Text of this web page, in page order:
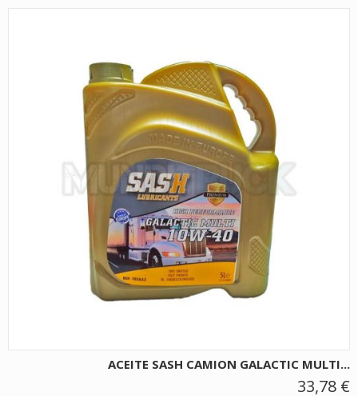
ACEITE SASH CAMION GALACTIC MULTI...
33,78 €